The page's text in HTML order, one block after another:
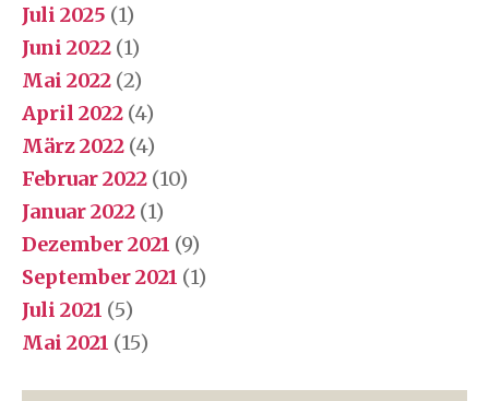
Juli 2025 (1)
Juni 2022 (1)
Mai 2022 (2)
April 2022 (4)
März 2022 (4)
Februar 2022 (10)
Januar 2022 (1)
Dezember 2021 (9)
September 2021 (1)
Juli 2021 (5)
Mai 2021 (15)